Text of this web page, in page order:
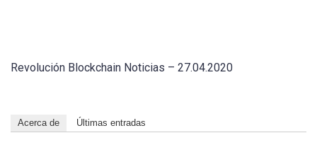
Revolución Blockchain Noticias – 27.04.2020
Acerca de Últimas entradas